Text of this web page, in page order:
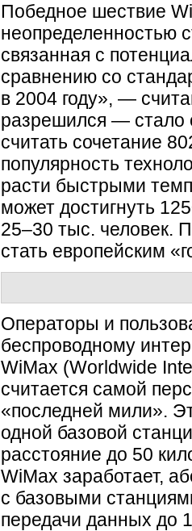
Победное шествие
неопределенностью
связанная с
сравнению со
в 2004 году», —
разрешился — стало
считать сочетание
популярность
расти быстрыми
может достигнуть
25–30 тыс. человек.
стать европейским
Операторы и
беспроводному
WiMax (Worldwide
считается самой
«последней мили».
одной базовой
расстояние до 50
WiMax заработает,
с базовыми
передачи данных до